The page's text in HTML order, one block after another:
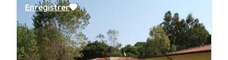
Enregistrer